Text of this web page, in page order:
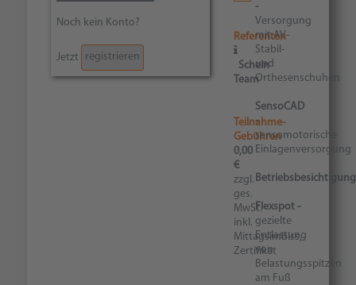
Noch kein Konto?
Jetzt registrieren
Referenten
Schein
Team
Teilnahme-
Gebühren
0,00
€
zzgl.
ges.
MwSt.
inkl.
Mittagsimbiss,
Zertifikat
-
Versorgung
mit AV-
Stabil-
und
Orthesenschuhen
SensoCAD
-
sensomotorische
Einlagenversorgung
Betriebsbesichtigung
Flexspot -
gezielte
Entlastung
von
Belastungsspitzen
am Fuß